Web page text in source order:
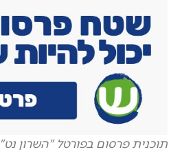
תוכנית פרסום בפורטל "השרון נט"